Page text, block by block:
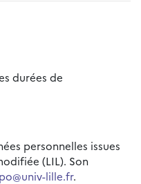
durées de
personnelles issues
(LIL). Son
lille.fr.